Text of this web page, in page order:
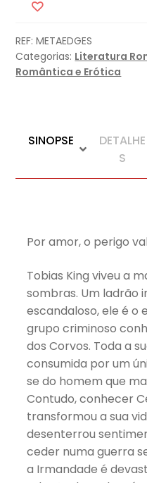
Edição
com
EDGES
REF:METAEDGES
Categorias: Literatura
Romântica e Erótica
SINOPSE
DETALHE
S
Por amor, o perigo
Tobias King viveu a
sombras. Um ladrão
escandaloso, ele é o
grupo criminoso
dos Corvos. Toda a
consumida por um
se do homem que
Contudo, conhecer
transformou a sua
desenterrou
ceder numa guerra
a Irmandade é